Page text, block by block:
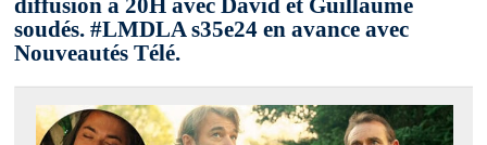
diffusion à 20H avec David et Guillaume
soudés. #LMDLA s35e24 en avance avec
Nouveautés Télé.